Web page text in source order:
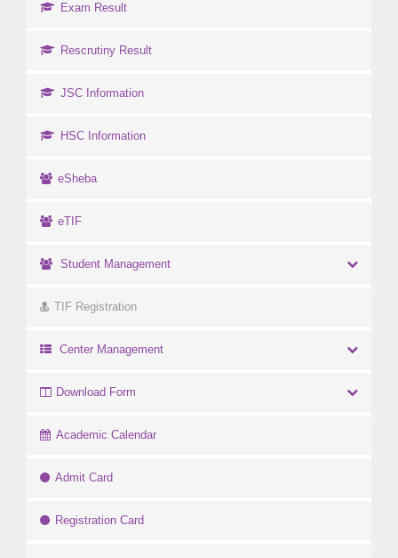
Exam Result
Rescrutiny Result
JSC Information
HSC Information
eSheba
eTIF
Student Management
TIF Registration
Center Management
Download Form
Academic Calendar
Admit Card
Registration Card